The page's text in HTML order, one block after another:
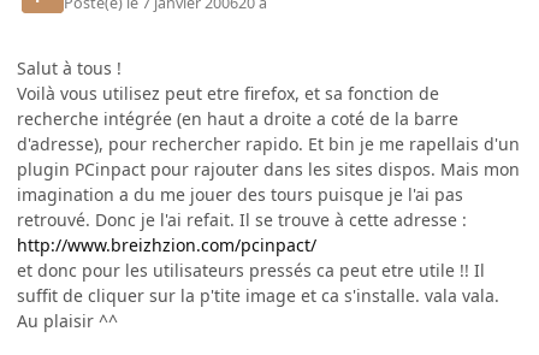
Salut à tous !
Voilà vous utilisez peut etre firefox, et sa fonction de
recherche intégrée (en haut a droite a coté de la barre
d'adresse), pour rechercher rapido. Et bin je me rapellais d'un
plugin PCinpact pour rajouter dans les sites dispos. Mais mon
imagination a du me jouer des tours puisque je l'ai pas
retrouvé. Donc je l'ai refait. Il se trouve à cette adresse :
http://www.breizhzion.com/pcinpact/
et donc pour les utilisateurs pressés ca peut etre utile !! Il
suffit de cliquer sur la p'tite image et ca s'installe. vala vala.
Au plaisir ^^